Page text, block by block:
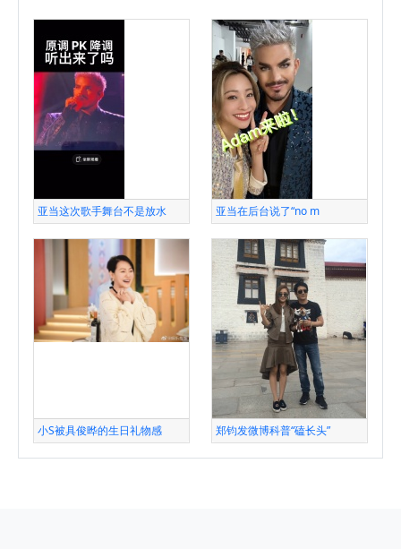
亚当这次歌手舞台不是放水 亚当在后台说了“no m
小S被具俊晔的生日礼物感 郑钧发微博科普“磕长头”